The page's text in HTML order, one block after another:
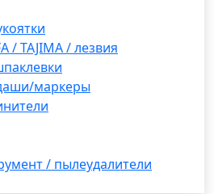
/ TAJIMA / лезвия
маркеры
/ пылеудалители